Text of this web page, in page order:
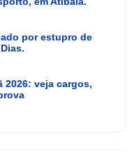
por estupro de
2026: veja cargos,